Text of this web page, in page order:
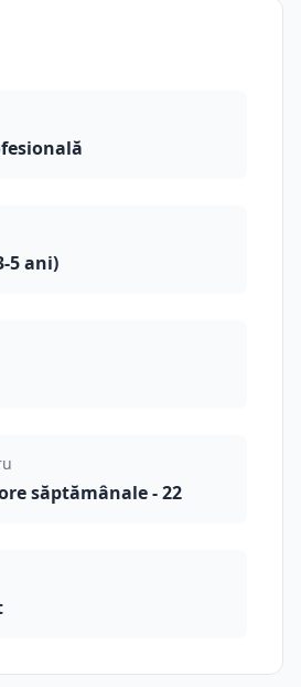
5 ani)
săptămânale - 22